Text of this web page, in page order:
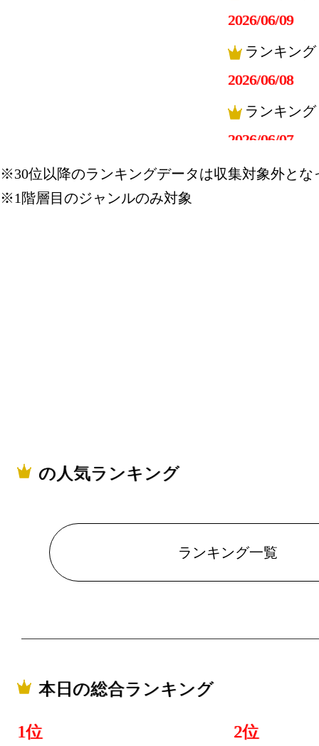
2026/06/09
ランキン
2026/06/08
ランキン
2026/06/07
ランキング
※30位以降のランキングデータは収集対象外とな
※1階層目のジャンルのみ対象
の人気ランキング
ランキング一覧
本日の総合ランキング
1位 2位